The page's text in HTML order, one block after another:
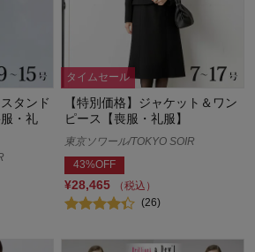
タンド
・礼
タイムセール
【特別価格】ジャケット＆ワン
ピース【喪服・礼服】
東京ソワール/TOKYO SOIR
43%OFF
¥28,465
（税込）
(26)